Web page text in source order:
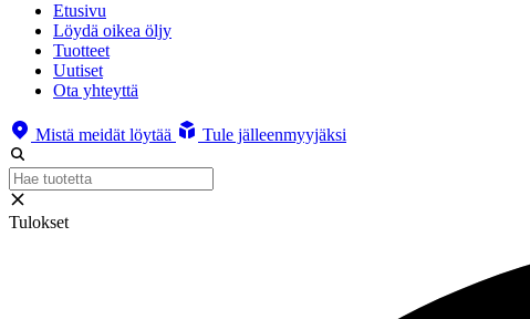
Etusivu
Löydä oikea öljy
Tuotteet
Uutiset
Ota yhteyttä
Mistä meidät löytää Tule jälleenmyyjäksi
Tulokset